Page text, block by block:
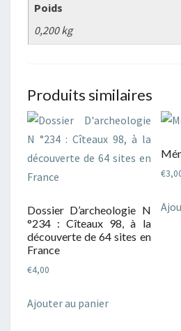
Poids
0,200 kg
Produits similaires
Dossier D’archeologie N
°234 : Cîteaux 98, à la
découverte de 64 sites en
France
€4,00
Ajouter au panier
€